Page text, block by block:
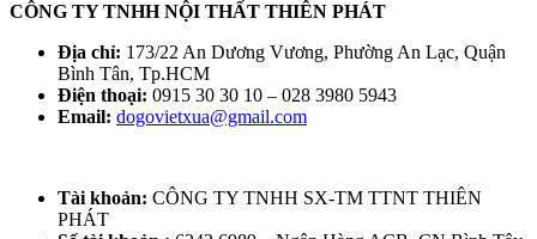
CÔNG TY TNHH NỘI THẤT THIÊN PHÁT
Địa chỉ: 173/22 An Dương Vương, Phường An Lạc, Quận
Bình Tân, Tp.HCM
Điện thoại: 0915 30 30 10 – 028 3980 5943
Email: dogovietxua@gmail.com
Tài khoản: CÔNG TY TNHH SX-TM TTNT THIÊN
PHÁT